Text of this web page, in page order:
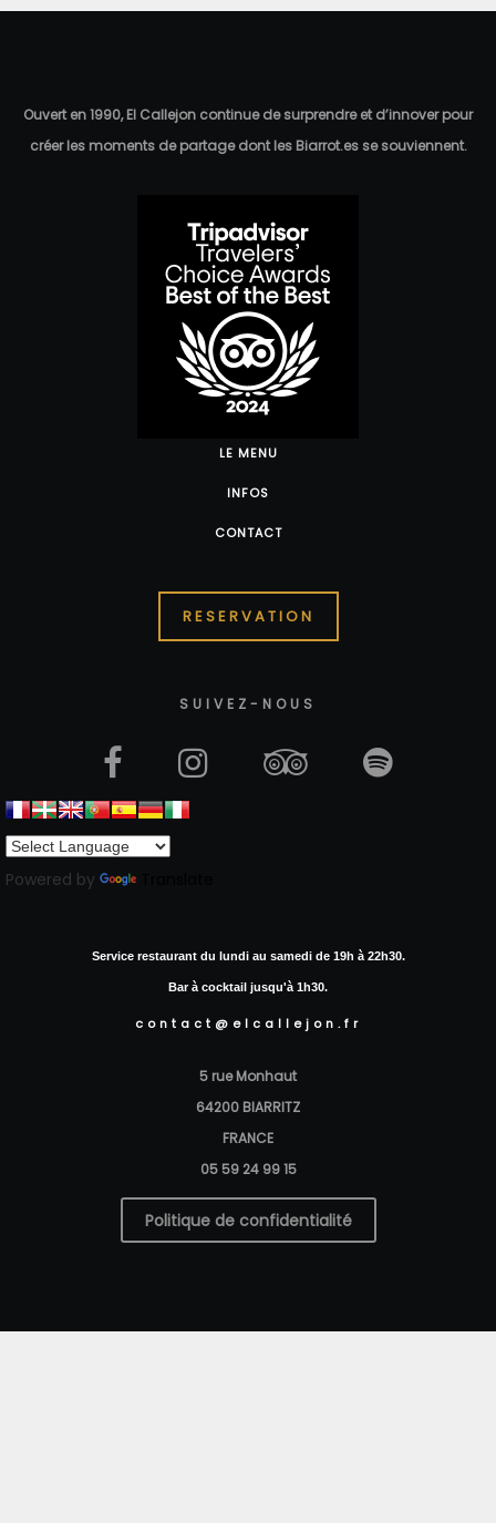
Ouvert en 1990, El Callejon continue de surprendre et d’innover pour
créer les moments de partage dont les Biarrot.es se souviennent.
LE MENU
INFOS
CONTACT
RESERVATION
SUIVEZ-NOUS
Powered by
Service restaurant du lundi au samedi de 19h à 22h30.
Bar à cocktail jusqu'à 1h30.
contact@elcallejon.fr
5 rue Monhaut
64200 BIARRITZ
FRANCE
05 59 24 99 15
Politique de confidentialité